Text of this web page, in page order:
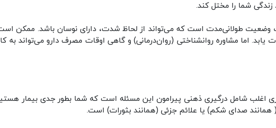
شما را مختل کند.
وضعیت طولانی‌مدت است که می‌تواند از لحاظ شدت، دارای نوسان باشد. ممکن
اما مشاوره روانشناختی (روان‌درمانی) و گاهی اوقات مصرف دارو می‌تواند به
اغلب شامل درگیری ذهنی پیرامون این مسئله است که شما بطور جدی بیمار
صدای شکم) یا علائم جزئی (همانند بثورات) است.